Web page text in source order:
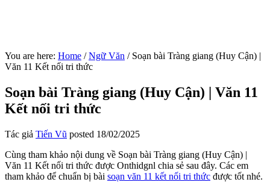
You are here: Home / Ngữ Văn /Soạn bài Tràng giang (Huy Cận) |
Văn 11 Kết nối tri thức
Soạn bài Tràng giang (Huy Cận) | Văn 11
Kết nối tri thức
Tác giả Tiến Vũ posted 18/02/2025
Cùng tham khảo nội dung về Soạn bài Tràng giang (Huy Cận) |
Văn 11 Kết nối tri thức được Onthidgnl chia sẻ sau đây. Các em
tham khảo để chuẩn bị bài soạn văn 11 kết nối tri thức được tốt nhé.